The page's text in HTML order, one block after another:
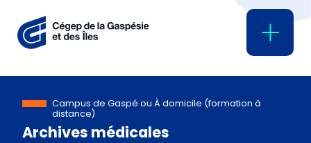
Campus de Gaspé ou À domicile (formation à
distance)
Archives médicales